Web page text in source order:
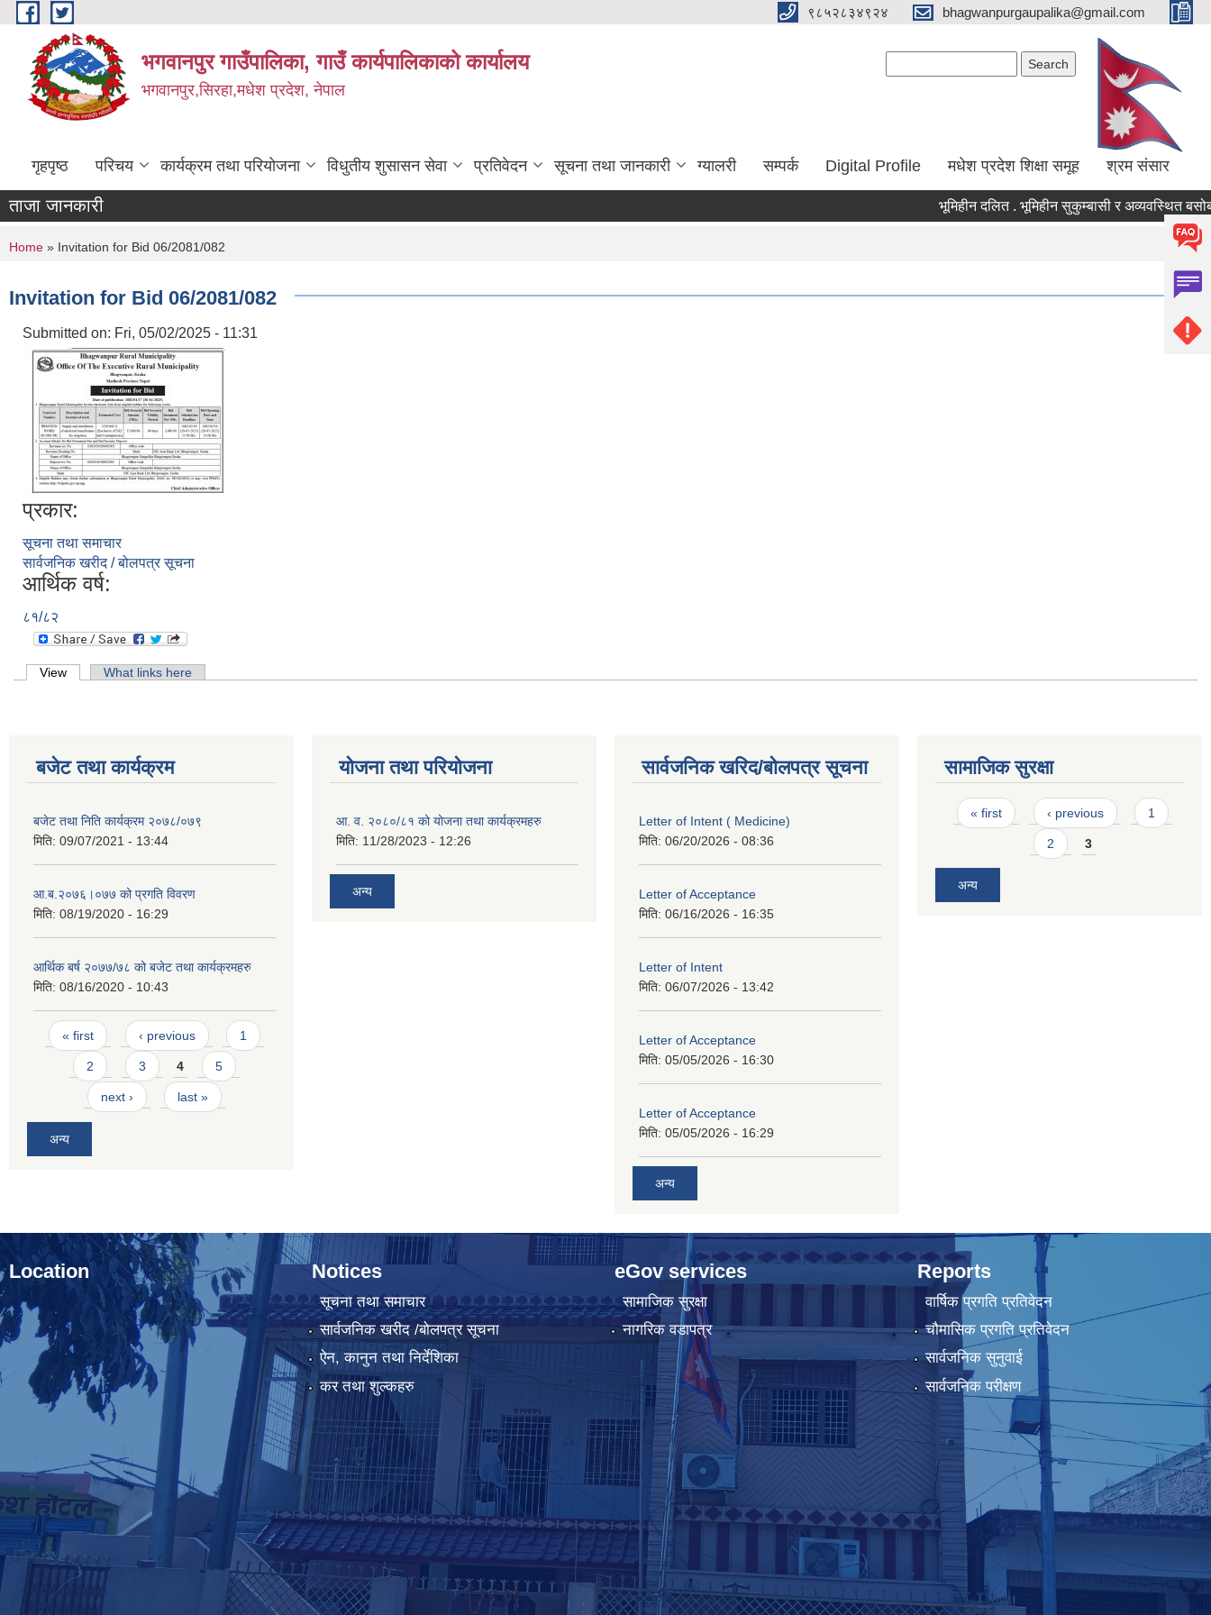
Skip to main content ९८५२८३४९२४ bhagwanpurgaupalika@gmail.com
भगवानपुर गाउँपालिका, गाउँ कार्यपालिकाको कार्यालय
भगवानपुर,सिरहा,मधेश प्रदेश, नेपाल
गृहपृष्ठ परिचय कार्यक्रम तथा परियोजना विधुतीय शुसासन सेवा प्रतिवेदन सूचना तथा जानकारी ग्यालरी सम्पर्क Digital Profile मधेश प्रदेश शिक्षा समूह श्रम संसार
ताजा जानकारी भूमिहीन दलित . भूमिहीन सुकुम्बासी र अव्यवस्थित
You are here
Home » Invitation for Bid 06/2081/082
Invitation for Bid 06/2081/082
Submitted on: Fri, 05/02/2025 - 11:31
प्रकार:
सूचना तथा समाचार
सार्वजनिक खरीद / बोलपत्र सूचना
आर्थिक वर्ष:
८१/८२
Primary tabs
View (active tab)What links here
बजेट तथा कार्यक्रम
बजेट तथा निति कार्यक्रम २०७८/०७९
मिति: 09/07/2021 - 13:44
आ.ब.२०७६।०७७ को प्रगति विवरण
मिति: 08/19/2020 - 16:29
आर्थिक बर्ष २०७७/७८ को बजेट तथा कार्यक्रमहरु
मिति: 08/16/2020 - 10:43
Pages
« first ‹ previous 1
2 3 4 5
next › last »
अन्य
योजना तथा परियोजना
आ. व. २०८०/८१ को योजना तथा कार्यक्रमहरु
मिति: 11/28/2023 - 12:26
अन्य
सार्वजनिक खरिद/बोलपत्र सूचना
Letter of Intent ( Medicine)
मिति: 06/20/2026 - 08:36
Letter of Acceptance
मिति: 06/16/2026 - 16:35
Letter of Intent
मिति: 06/07/2026 - 13:42
Letter of Acceptance
मिति: 05/05/2026 - 16:30
Letter of Acceptance
मिति: 05/05/2026 - 16:29
अन्य
सामाजिक सुरक्षा
Pages
« first ‹ previous 1
2 3
अन्य
Location Notices
सूचना तथा समाचार
सार्वजनिक खरीद /बोलपत्र सूचना
ऐन, कानुन तथा निर्देशिका
कर तथा शुल्कहरु
eGov services
सामाजिक सुरक्षा
नागरिक वडापत्र
Reports
वार्षिक प्रगति प्रतिवेदन
चौमासिक प्रगति प्रतिवेदन
सार्वजनिक सुनुवाई
सार्वजनिक परीक्षण